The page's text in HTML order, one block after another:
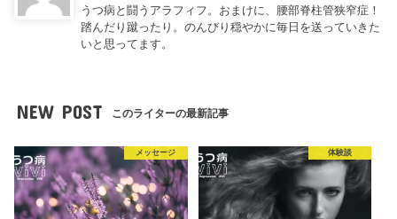
うつ病と闘うアラフィフ。おまけに、腰部脊柱管狭窄症！
踏んだり蹴ったり。のんびり穏やかに毎日を送っていきた
いと思ってます。
NEW POST このライターの最新記事
メッセージ 体験談